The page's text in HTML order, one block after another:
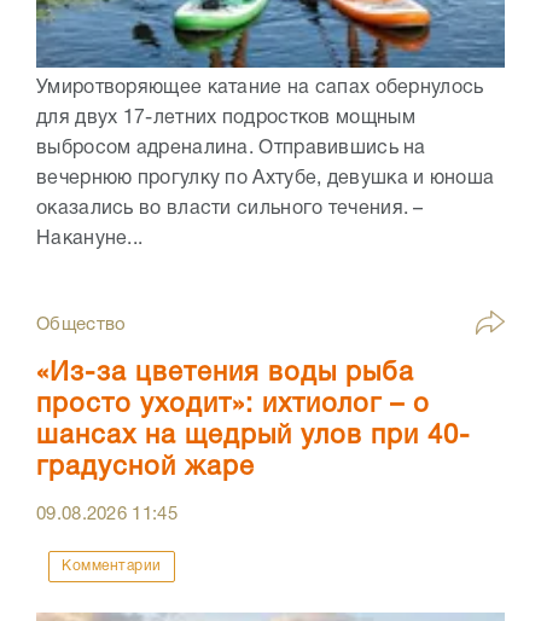
Умиротворяющее катание на сапах обернулось
для двух 17-летних подростков мощным
выбросом адреналина. Отправившись на
вечернюю прогулку по Ахтубе, девушка и юноша
оказались во власти сильного течения. –
Накануне...
Общество
«Из-за цветения воды рыба
просто уходит»: ихтиолог – о
шансах на щедрый улов при 40-
градусной жаре
09.08.2026 11:45
Комментарии